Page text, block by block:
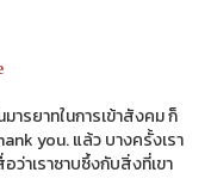
ารยาทในการเข้าสังคม ก็
you. แล้ว บางครั้งเรา
าเราซาบซึ้งกับสิ่งที่เขา